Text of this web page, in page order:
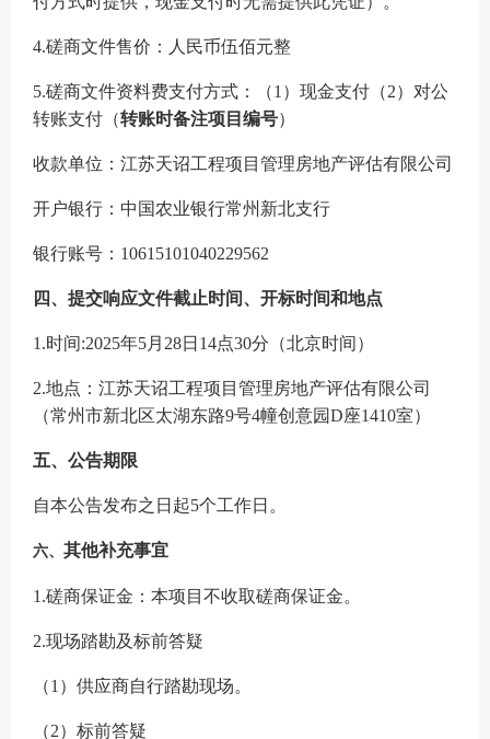
4.磋商文件售价：人民币伍佰元整
5.磋商文件资料费支付方式：（1）现金支付（2）对公
转账支付（转账时备注项目编号）
收款单位：江苏天诏工程项目管理房地产评估有限公司
开户银行：中国农业银行常州新北支行
银行账号： 10615101040229562
四、提交响应文件截止时间、开标时间和地点
1.时间:2025年5月 28日 14点30分（北京时间）
2.地点： 江苏天诏工程项目管理房地产评估有限公司
（常州市新北区太湖东路9号4幢创意园D座1410室）
五、公告期限
自本公告发布之日起5个工作日。
六、 其他补充事宜
1.磋商保证金：本项目不收取磋商保证金。
2.现场踏勘及标前答疑
（1） 供应商自行踏勘现场。
（2）标前答疑